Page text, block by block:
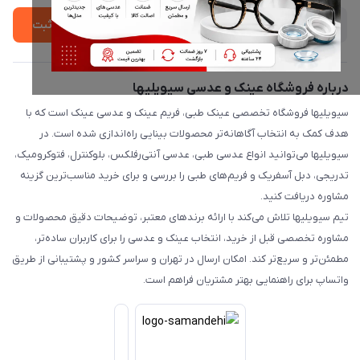
ثبت
درباره فروشگاه عینک و عدسی سیویلیها
سیویلیها فروشگاه تخصصی عینک طبی، فریم عینک و عدسی عینک است که با
هدف کمک به انتخاب آگاهانه‌تر محصولات بینایی راه‌اندازی شده است. در
سیویلیها می‌توانید انواع عدسی طبی، عدسی آنتی‌رفلکس، بلوکنترل، فتوکرومیک،
تدریجی، دبل آسفریک و فریم‌های طبی را بررسی و برای خرید مناسب‌ترین گزینه
مشاوره دریافت کنید.
تیم سیویلیها تلاش می‌کند با ارائه برندهای معتبر، توضیحات دقیق محصولات و
مشاوره تخصصی قبل از خرید، انتخاب عینک و عدسی را برای کاربران ساده‌تر،
مطمئن‌تر و سریع‌تر کند. امکان ارسال در تهران و سراسر کشور و پشتیبانی از طریق
واتساپ برای راهنمایی بهتر مشتریان فراهم است.